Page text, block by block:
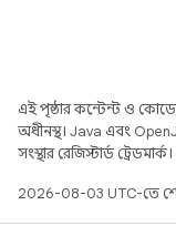
এই পৃষ্ঠার কন্টেন্ট ও
অধীনস্থ। Java এবং
সংস্থার রেজিস্টার্ড ট্রেডমার্ক।
2026-08-03 UTC-তে